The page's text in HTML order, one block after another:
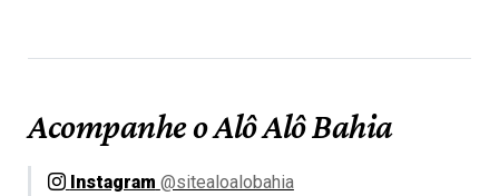
Acompanhe o Alô Alô Bahia
Instagram @sitealoalobahia